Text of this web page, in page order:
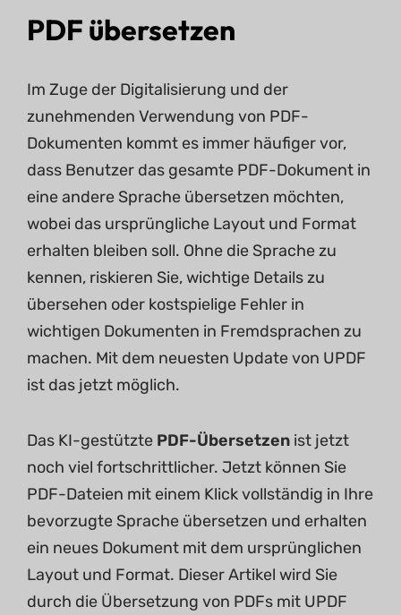
PDF übersetzen
Im Zuge der Digitalisierung und der
zunehmenden Verwendung von PDF-
Dokumenten kommt es immer häufiger vor,
dass Benutzer das gesamte PDF-Dokument in
eine andere Sprache übersetzen möchten,
wobei das ursprüngliche Layout und Format
erhalten bleiben soll. Ohne die Sprache zu
kennen, riskieren Sie, wichtige Details zu
übersehen oder kostspielige Fehler in
wichtigen Dokumenten in Fremdsprachen zu
machen. Mit dem neuesten Update von UPDF
ist das jetzt möglich.
Das KI-gestützte PDF-Übersetzen ist jetzt
noch viel fortschrittlicher. Jetzt können Sie
PDF-Dateien mit einem Klick vollständig in Ihre
bevorzugte Sprache übersetzen und erhalten
ein neues Dokument mit dem ursprünglichen
Layout und Format. Dieser Artikel wird Sie
durch die Übersetzung von PDFs mit UPDF